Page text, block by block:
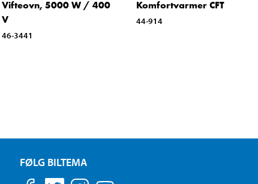
Vifteovn, 5000 W / 400
V
46-3441
Komfortvarmer CFT
44-914
FØLG BILTEMA